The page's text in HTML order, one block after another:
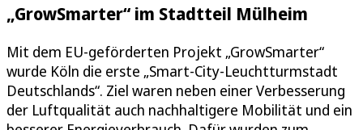
„GrowSmarter“ im Stadtteil Mülheim
Mit dem EU-geförderten Projekt „GrowSmarter“
wurde Köln die erste „Smart-City-Leuchtturmstadt
Deutschlands“. Ziel waren neben einer Verbesserung
der Luftqualität auch nachhaltigere Mobilität und ein